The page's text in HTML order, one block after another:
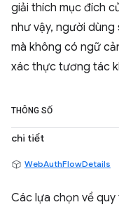
giải thích mục đích
như vậy, người
mà không có ngữ
xác thực tương tác
THÔNG SỐ
chi tiết
WebAuthFlowDetails
Các lựa chọn về